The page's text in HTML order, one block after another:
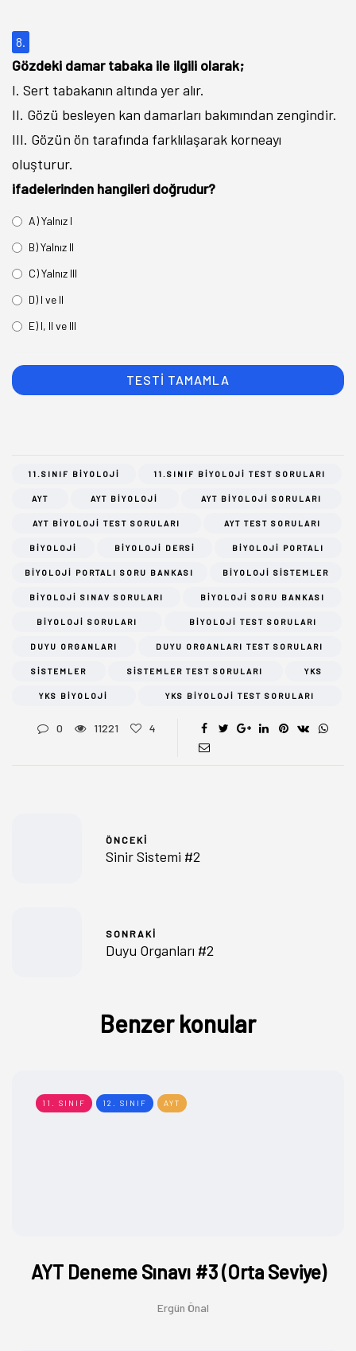
8.
Gözdeki damar tabaka ile ilgili olarak;
I. Sert tabakanın altında yer alır.
II. Gözü besleyen kan damarları bakımından zengindir.
III. Gözün ön tarafında farklılaşarak korneayı
oluşturur.
ifadelerinden hangileri doğrudur?
A) Yalnız I
B) Yalnız II
C) Yalnız III
D) I ve II
E) I, II ve III
11.SINIF BIYOLOJI 11.SINIF BIYOLOJI TEST SORULARI
AYT AYT BIYOLOJI AYT BIYOLOJI SORULARI
AYT BIYOLOJI TEST SORULARI AYT TEST SORULARI
BIYOLOJI BIYOLOJI DERSI BIYOLOJI PORTALI
BIYOLOJI PORTALI SORU BANKASI BIYOLOJI SISTEMLER
BIYOLOJI SINAV SORULARI BIYOLOJI SORU BANKASI
BIYOLOJI SORULARI BIYOLOJI TEST SORULARI
DUYU ORGANLARI DUYU ORGANLARI TEST SORULARI
SISTEMLER SISTEMLER TEST SORULARI YKS
YKS BIYOLOJI YKS BIYOLOJI TEST SORULARI
0 11221 4
ÖNCEKI
Sinir Sistemi #2
SONRAKI
Duyu Organları #2
Benzer konular
11. SINIF 12. SINIF AYT
AYT Deneme Sınavı #3 (Orta Seviye)
Ergün Önal